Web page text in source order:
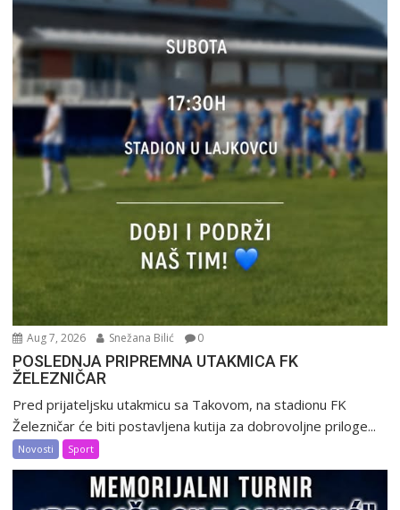
Aug 7, 2026 Snežana Bilić 0
POSLEDNJA PRIPREMNA UTAKMICA FK
ŽELEZNIČAR
Pred prijateljsku utakmicu sa Takovom, na stadionu FK
Železničar će biti postavljena kutija za dobrovoljne priloge...
Novosti Sport